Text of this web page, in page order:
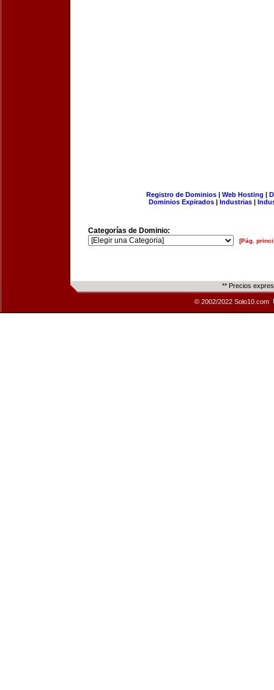
Registro de Dominios| Web Hosting |
Dominios Expirados | Industrias |
Categorías de Dominio:
[Pág.
** Precios
© 2002/2022 Solo10.com